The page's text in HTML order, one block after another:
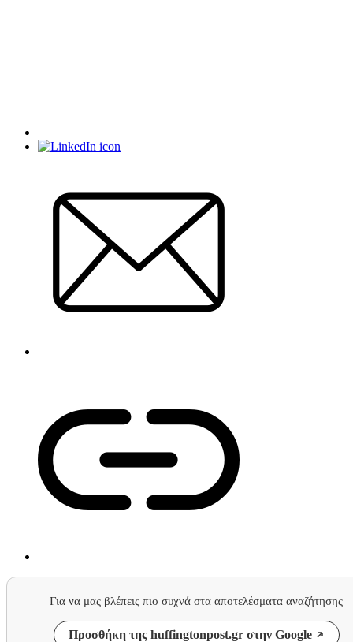
Για να μας βλέπεις πιο συχνά στα αποτελέσματα αναζήτησης
Προσθήκη της huffingtonpost.gr στην Google